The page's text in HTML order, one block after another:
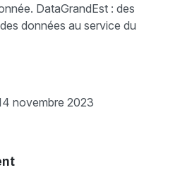
DataGrandEst : des
données au service du
novembre 2023